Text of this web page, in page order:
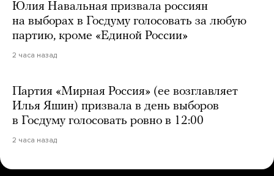
Юлия Навальная призвала россиян
на выборах в Госдуму голосовать за любую
партию, кроме «Единой России»
2 часа назад
Партия «Мирная Россия» (ее возглавляет
Илья Яшин) призвала в день выборов
в Госдуму голосовать ровно в 12:00
2 часа назад